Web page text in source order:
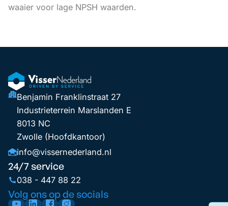
waaier voor lage NPSH waarden.
Benjamin Franklinstraat 27
Industrieterrein Marslanden E
8013 NC
Zwolle (Hoofdkantoor)
info@vissernederland.nl
24/7 service
038 - 447 88 22
Volg ons op de socials